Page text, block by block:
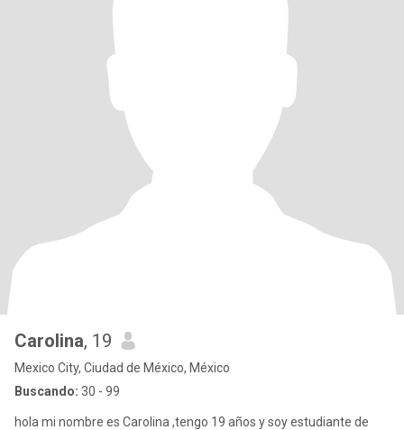
Carolina, 19
Mexico City, Ciudad de México, México
Buscando: 30 - 99
hola mi nombre es Carolina ,tengo 19 años y soy estudiante de